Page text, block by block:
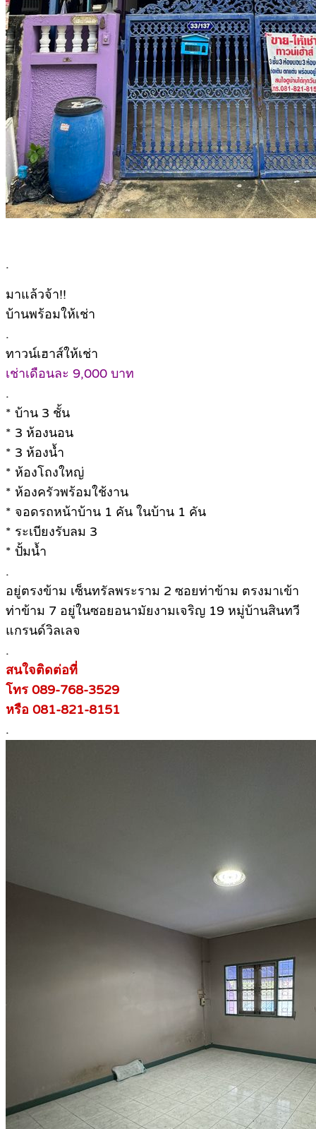
.
มาแล้วจ้า!!
บ้านพร้อมให้เช่า
.
ทาวน์เฮาส์ให้เช่า
เช่าเดือนละ 9,000 บาท
.
* บ้าน 3 ชั้น
* 3 ห้องนอน
* 3 ห้องน้ำ
* ห้องโถงใหญ่
* ห้องครัวพร้อมใช้งาน
* จอดรถหน้าบ้าน 1 คัน ในบ้าน 1 คัน
* ระเบียงรับลม 3
* ปั้มน้ำ
.
อยู่ตรงข้าม เซ็นทรัลพระราม 2 ซอยท่าข้าม ตรงมาเข้า
ท่าข้าม 7 อยู่ในซอยอนามัยงามเจริญ 19 หมู่บ้านสินทวี
แกรนด์วิลเลจ
.
สนใจติดต่อที่
โทร 089-768-3529
หรือ 081-821-8151
.